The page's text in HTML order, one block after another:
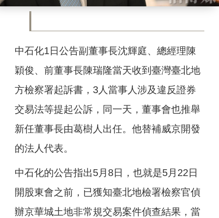
中石化1日公告副董事長沈輝庭、總經理陳
穎俊、前董事長陳瑞隆當天收到臺灣臺北地
方檢察署起訴書，3人當事人涉及違反證券
交易法等提起公訴，同一天，董事會也推舉
新任董事長由葛樹人出任。他替補威京開發
的法人代表。
中石化的公告指出5月8日，也就是5月22日
開股東會之前，已獲知臺北地檢署檢察官偵
辦京華城土地非常規交易案件偵查結果，當